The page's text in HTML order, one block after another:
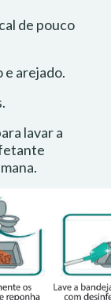
de pouco
e arejado.
lavar a